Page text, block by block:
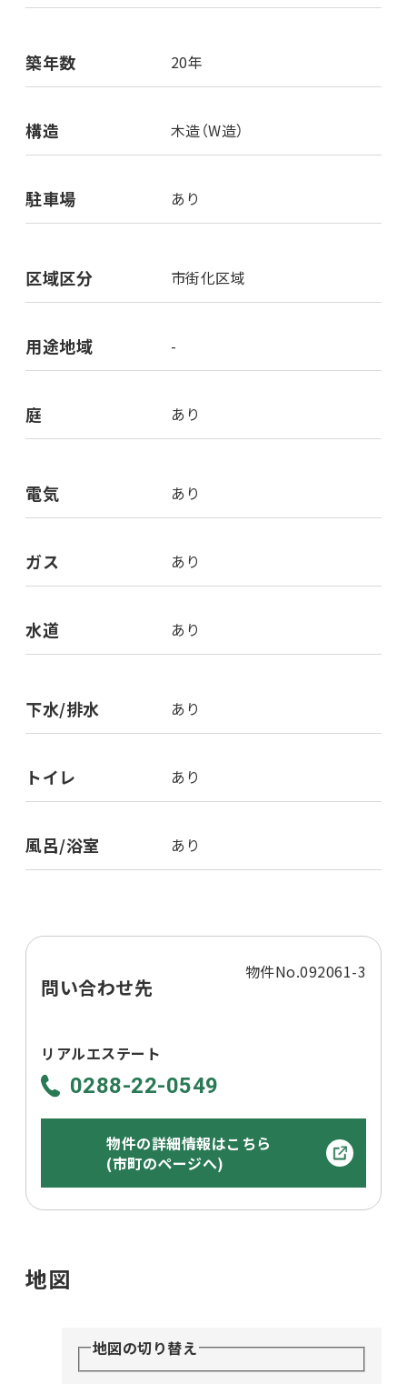
築年数 20年
構造 木造（W造）
駐車場 あり
区域区分 市街化区域
用途地域 -
庭 あり
電気 あり
ガス あり
水道 あり
下水/排水 あり
トイレ あり
風呂/浴室 あり
問い合わせ先
物件No.092061-3
リアルエステート
0288-22-0549
物件の詳細情報はこちら
(市町のページへ)
地図
地図の切り替え